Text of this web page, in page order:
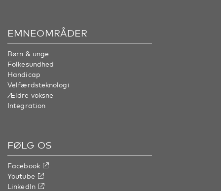
EMNEOMRÅDER
Børn & unge
Folkesundhed
Handicap
Velfærdsteknologi
Ældre voksne
Integration
FØLG OS
Facebook
Youtube
LinkedIn